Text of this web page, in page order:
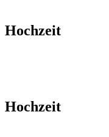
Hochzeit
Hochzeit